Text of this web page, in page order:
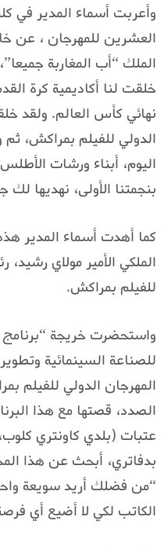
وأعربت أسماء المدير في
العشرين للمهرجان ، عن
الملك “أب المغاربة
خلقت لنا أكاديمية كرة
نهائي كأس العالم. ولقد
الدولي للفيلم بمراكش،
اليوم، أبناء ورشات
بنجمتنا الأولى، نهديها لك
كما أهدت أسماء المدير
الملكي الأمير مولاي
للفيلم بمراكش.
واستحضرت خريجة
للصناعة السينمائية
الصدد، قصتها مع هذا
عتبات (بلدي كاونتري
بدفاتري، أبحث عن هذا
“من فضلك أريد سويعة
الكاتب لكي لا أضيع أي